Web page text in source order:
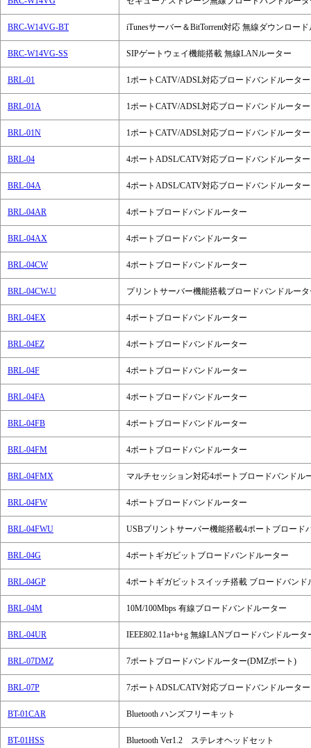
BRC-W14VG-BT iTunesサーバー＆BitTorrent対応 無線ダウンロー
BRC-W14VG-SS SIPゲートウェイ機能搭載 無線LANルーター
BRL-01 1ポートCATV/ADSL対応ブロードバンドルーター
BRL-01A 1ポートCATV/ADSL対応ブロードバンドルーター
BRL-01N 1ポートCATV/ADSL対応ブロードバンドルーター
BRL-04 4ポートADSL/CATV対応ブロードバンドルーター
BRL-04A 4ポートADSL/CATV対応ブロードバンドルーター
BRL-04AR 4ポートブロードバンドルーター
BRL-04AX 4ポートブロードバンドルーター
BRL-04CW 4ポートブロードバンドルーター
BRL-04CW-U プリントサーバー機能搭載ブロードバンドルー
BRL-04EX 4ポートブロードバンドルーター
BRL-04EZ 4ポートブロードバンドルーター
BRL-04F 4ポートブロードバンドルーター
BRL-04FA 4ポートブロードバンドルーター
BRL-04FB 4ポートブロードバンドルーター
BRL-04FM 4ポートブロードバンドルーター
BRL-04FMX マルチセッション対応4ポートブロードバンドル
BRL-04FW 4ポートブロードバンドルーター
BRL-04FWU USBプリントサーバー機能搭載4ポートブロード
BRL-04G 4ポートギガビットブロードバンドルーター
BRL-04GP 4ポートギガビットスイッチ搭載 ブロードバンド
BRL-04M 10M/100Mbps 有線ブロードバンドルーター
BRL-04UR IEEE802.11a+b+g 無線LANブロードバンドルー
BRL-07DMZ 7ポートブロードバンドルーター(DMZポート)
BRL-07P 7ポートADSL/CATV対応ブロードバンドルーター
BT-01CAR Bluetooth ハンズフリーキット
BT-01HSS Bluetooth Ver1.2 ステレオヘッドセット